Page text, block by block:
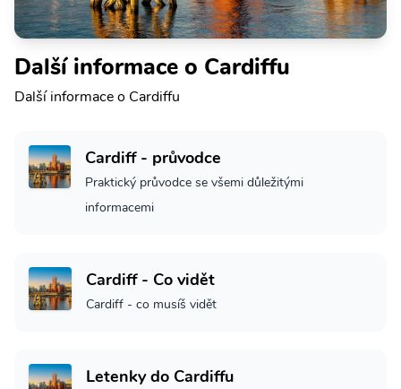
Další informace o Cardiffu
Další informace o Cardiffu
Cardiff - průvodce
Praktický průvodce se všemi důležitými
informacemi
Cardiff - Co vidět
Cardiff - co musíš vidět
Letenky do Cardiffu